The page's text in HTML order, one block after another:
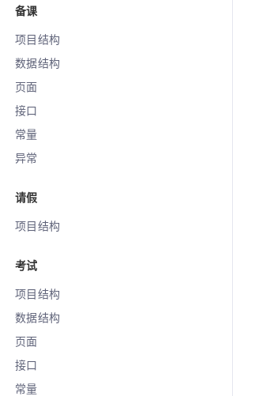
备课
项目结构
数据结构
页面
接口
常量
异常
请假
项目结构
考试
项目结构
数据结构
页面
接口
常量